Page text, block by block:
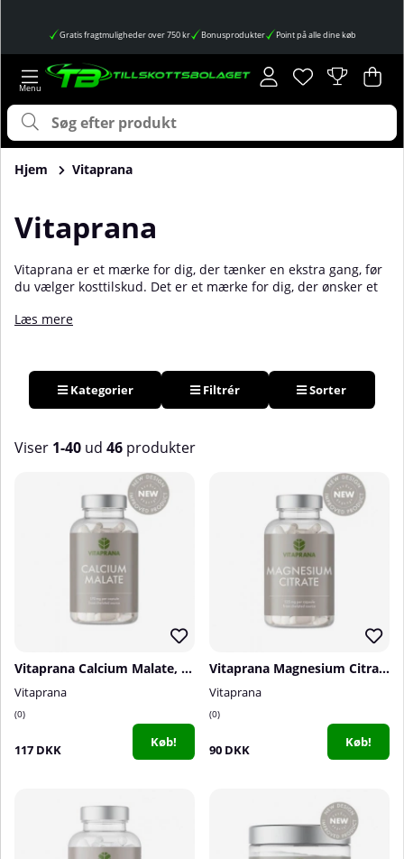
Gratis fragtmuligheder over 750 kr Bonusprodukter Point på alle dine køb
Ønskeliste
Antal på
. .
Hjem Vitaprana
Vitaprana
Vitaprana er et mærke for dig, der tænker en ekstra gang, før
du vælger kosttilskud. Det er et mærke for dig, der ønsker et
og miljøet. Vitaprana producerer kosttilskud og fødevarer
Læs mere
Kategorier Filtrér Sorter
Viser 1-40 ud 46 produkter
Vitaprana Calcium Malate, 100 caps
Vitaprana
0
117 DKK Køb!
Vitaprana Magnesium Citrate, 125 mg, 100 caps
Vitaprana
0
90 DKK Køb!